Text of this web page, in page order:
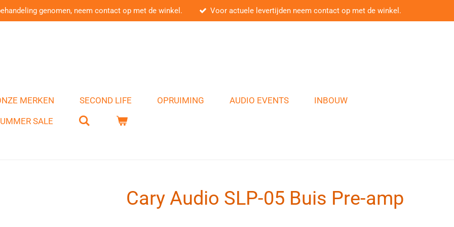
genomen, neem contact op met de winkel. Voor actuele levertijden neem contact op met de winkel.
MERKEN SECOND LIFE OPRUIMING AUDIO EVENTS INBOUW
SALE
Cary Audio SLP-05 Buis Pre-amp